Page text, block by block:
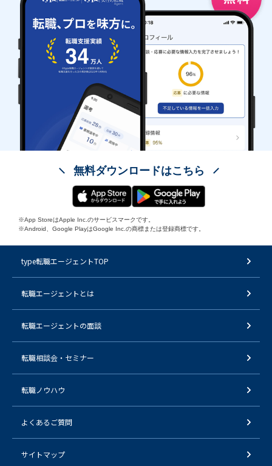
無料ダウンロードはこちら
※App StoreはApple Inc.のサービスマークです。
※Android、Google PlayはGoogle Inc.の商標または登録商標です。
type転職エージェントTOP
転職エージェントとは
転職エージェントの面談
転職相談会・セミナー
転職ノウハウ
よくあるご質問
サイトマップ